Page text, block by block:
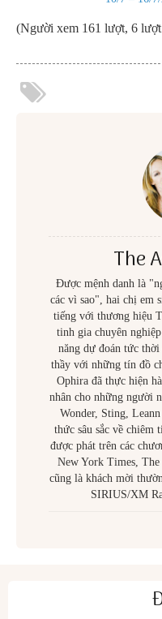
(Người xem 161 lượt, 6
The
Được mệnh danh là
các vì sao", hai chị em
tiếng với thương hiệu
tinh gia chuyên
năng dự đoán tức
thầy với những tín đồ
Ophira đã thực hiện
nhân cho những người
Wonder, Sting,
thức sâu sắc về chiêm
được phát trên các
New York Times,
cũng là khách mời
SIRIUS/XM